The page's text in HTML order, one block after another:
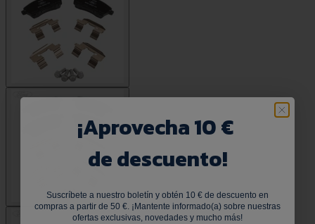
¡Aprovecha 10 €
de descuento!
Suscríbete a nuestro boletín y obtén 10 € de descuento en
compras a partir de 50 €. ¡Mantente informado(a) sobre nuestras
ofertas exclusivas, novedades y mucho más!